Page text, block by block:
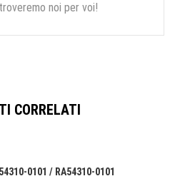
noi per voi!
CORRELATI
0101 / RA54310-0101